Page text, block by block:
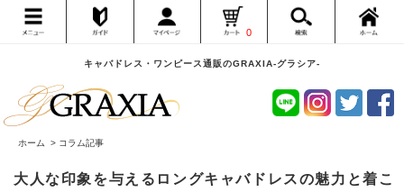
キャバドレス・ワンピース通販のGRAXIA-グラシア-
0
ホーム > コラム記事
大人な印象を与えるロングキャバドレスの魅力と着こ